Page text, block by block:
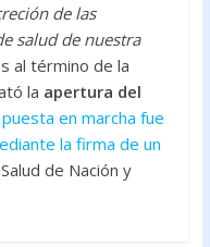
de las
salud de nuestra
al término de la
la apertura del
puesta en marcha fue
la firma de un
de Nación y